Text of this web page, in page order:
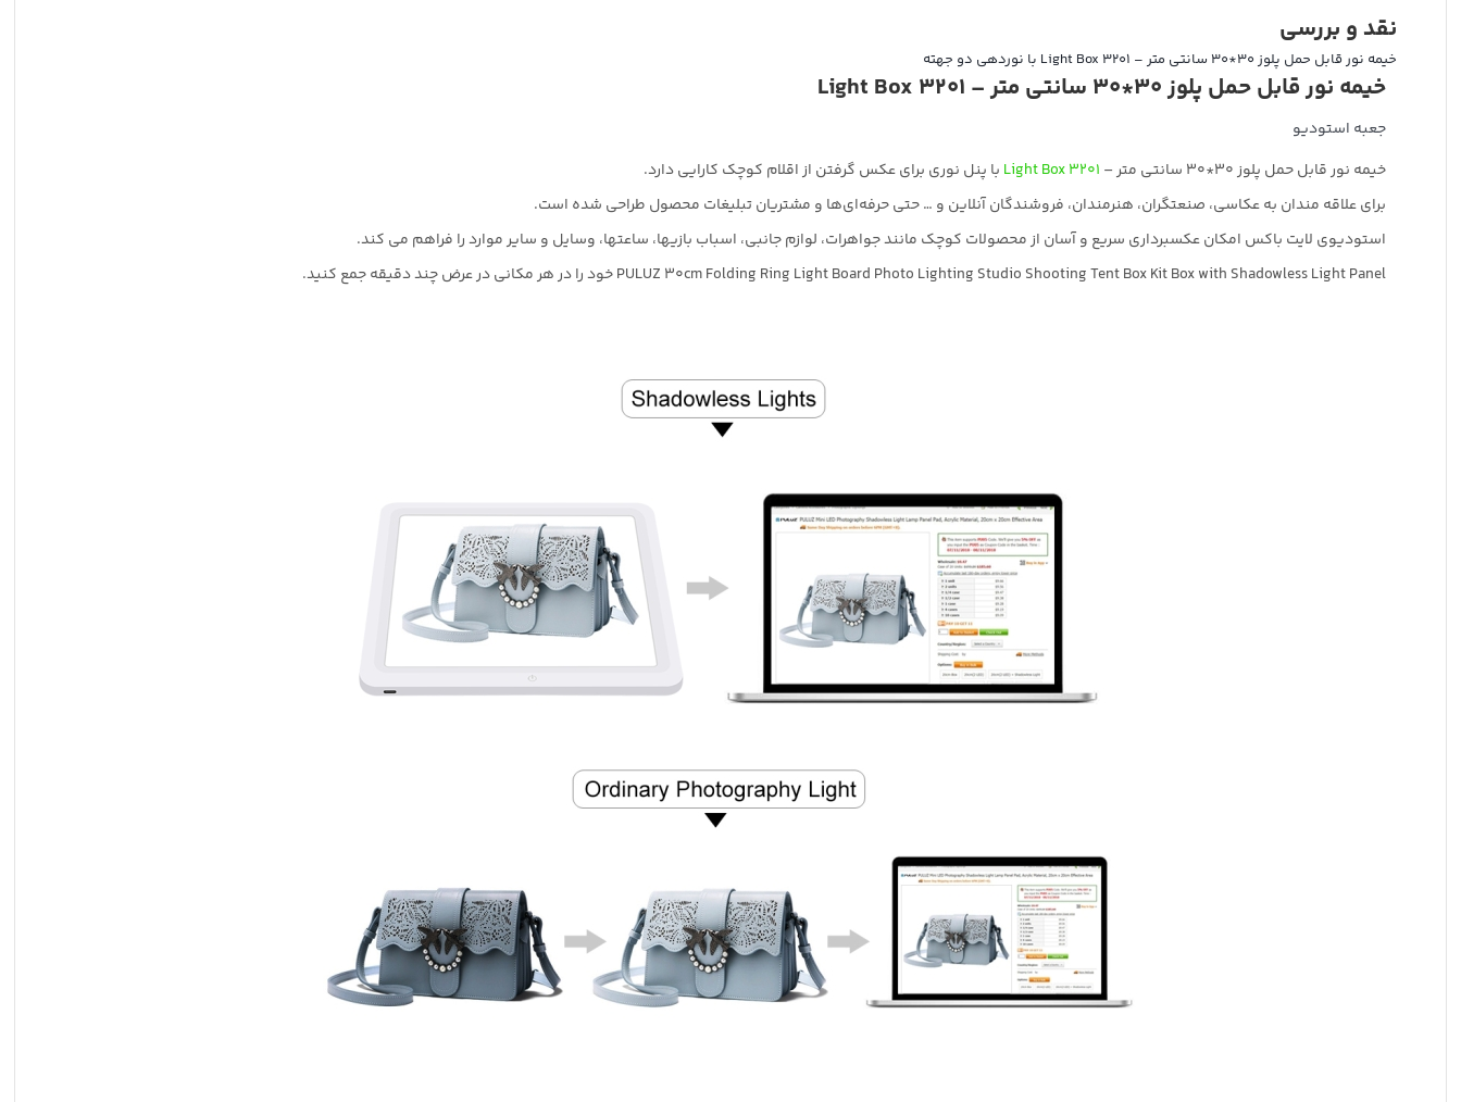
نقد و بررسی
خیمه نور قابل حمل پلوز 30*30 سانتی متر – 3201 Light Box با نوردهی دو جهته
خیمه نور قابل حمل پلوز 30*30 سانتی متر – 3201 Light Box
جعبه استودیو
خیمه نور قابل حمل پلوز 30*30 سانتی متر –
3201 Light Box
با پنل نوری برای عکس گرفتن از اقلام کوچک کارایی دارد.
برای علاقه مندان به عکاسی، صنعتگران، هنرمندان، فروشندگان آنلاین و … حتی حرفه‌ای‌ها و مشتریان تبلیغات محصول طراحی شده است.
استودیوی لایت باکس امکان عکسبرداری سریع و آسان از محصولات کوچک مانند جواهرات، لوازم جانبی، اسباب بازیها، ساعتها، وسایل و سایر موارد را فراهم می کند.
PULUZ 30cm Folding Ring Light Board Photo Lighting Studio Shooting Tent Box Kit Box with Shadowless Light Panel خود را در هر مکانی در عرض چند دقیقه جمع کنید.